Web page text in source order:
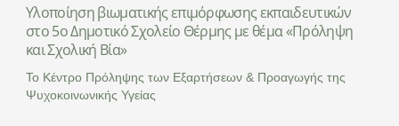
Υλοποίηση βιωματικής επιμόρφωσης εκπαιδευτικών
στο 5ο Δημοτικό Σχολείο Θέρμης με θέμα «Πρόληψη
και Σχολική Βία»
Το Κέντρο Πρόληψης των Εξαρτήσεων & Προαγωγής της
Ψυχοκοινωνικής Υγείας